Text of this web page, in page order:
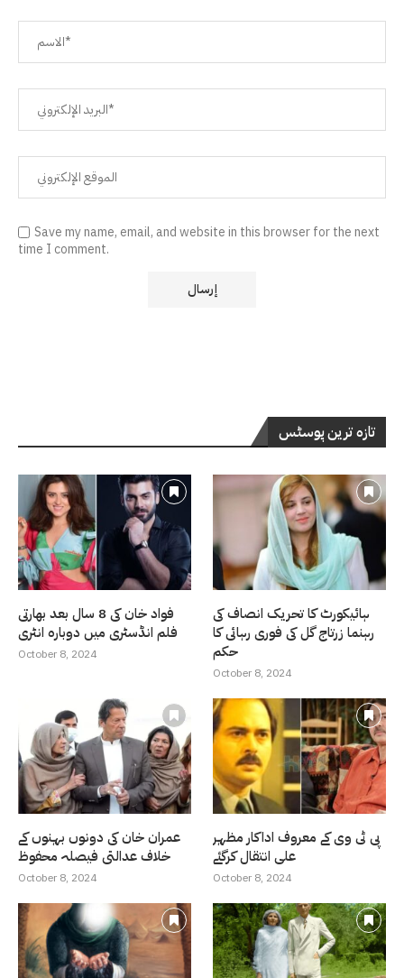
Save my name, email, and website in this browser for the next
time I comment.
تازہ ترین پوسٹس
فواد خان کی 8 سال بعد بھارتی
فلم انڈسٹری میں دوبارہ انٹری
October 8, 2024
ہائیکورٹ کا تحریک انصاف کی
رہنما زرتاج گل کی فوری رہائی کا
حکم
October 8, 2024
عمران خان کی دونوں بہنوں کے
خلاف عدالتی فیصلہ محفوظ
October 8, 2024
پی ٹی وی کے معروف اداکار مظہر
علی انتقال کرگئے
October 8, 2024